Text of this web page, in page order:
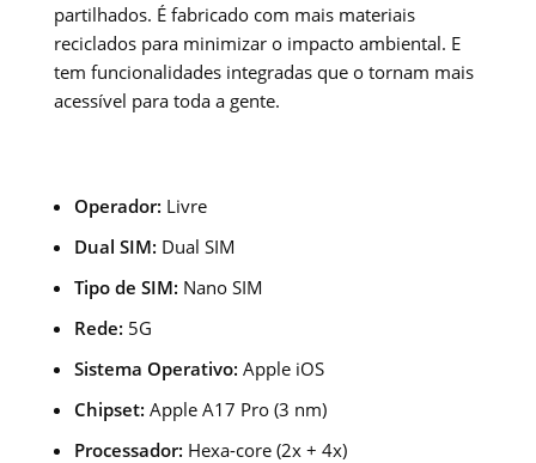
partilhados. É fabricado com mais materiais
reciclados para minimizar o impacto ambiental. E
tem funcionalidades integradas que o tornam mais
acessível para toda a gente.
Operador: Livre
Dual SIM: Dual SIM
Tipo de SIM: Nano SIM
Rede: 5G
Sistema Operativo: Apple iOS
Chipset: Apple A17 Pro (3 nm)
Processador: Hexa-core (2x + 4x)